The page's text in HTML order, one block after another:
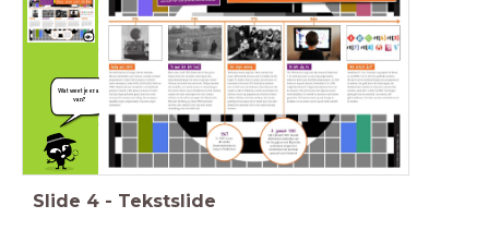
Wat weet je er al
van?
Slide 4 - Tekstslide